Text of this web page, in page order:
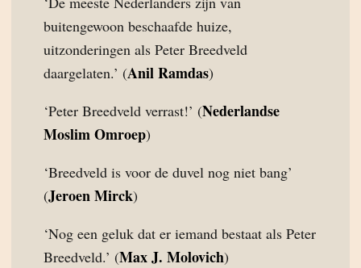
buitengewoon beschaafde huize,
uitzonderingen als Peter Breedveld
daargelaten.’ (Anil Ramdas)
‘Peter Breedveld verrast!’ (Nederlandse
Moslim Omroep)
‘Breedveld is voor de duvel nog niet bang’
(Jeroen Mirck)
‘Nog een geluk dat er iemand bestaat als Peter
Breedveld.’ (Max J. Molovich)